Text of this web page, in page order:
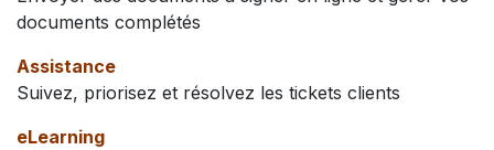
documents complétés
Assistance
Suivez, priorisez et résolvez les tickets clients
eLearning